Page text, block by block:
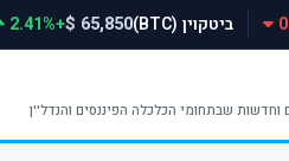
ביטקוין (BTC) 65,850 $
+2.41%